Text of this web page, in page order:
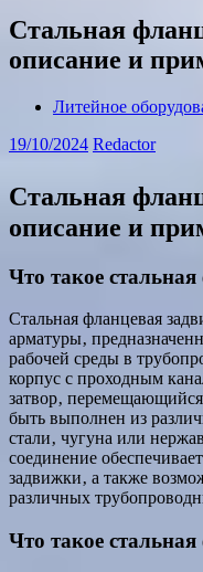
Стальная
описание и
Литейное
19/10/2024 Redactor
Стальная
описание и
Что такое
Стальная фланцевая
арматуры‚
рабочей среды в
корпус с проходным
затвор‚
быть выполнен из
стали‚ чугуна или
соединение
задвижки‚ а также
различных
Что такое